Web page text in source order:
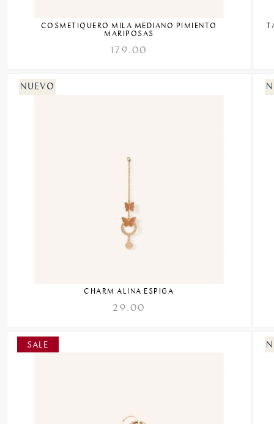
COSMETIQUERO MILA MEDIANO PIMIENTO
MARIPOSAS
179.00
CHARM ALINA ESPIGA
29.00